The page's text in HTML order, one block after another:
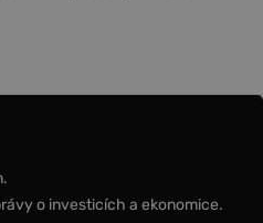
o investicích a ekonomice.